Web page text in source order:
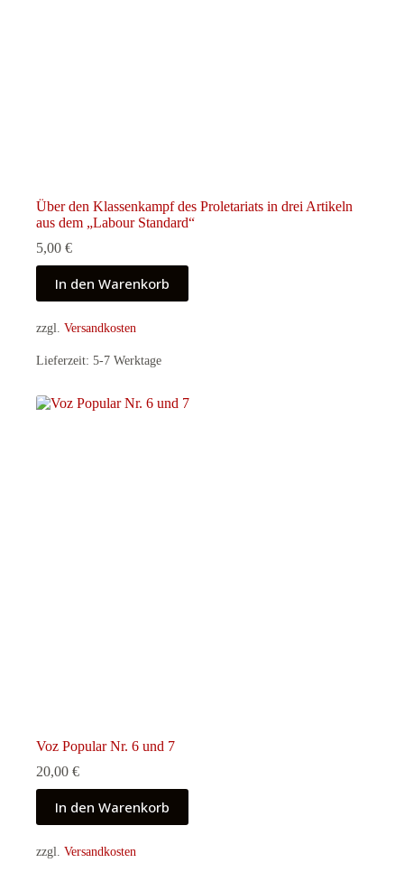
Über den Klassenkampf des Proletariats in drei Artikeln
aus dem „Labour Standard“
5,00 €
In den Warenkorb
zzgl. Versandkosten
Lieferzeit: 5-7 Werktage
Voz Popular Nr. 6 und 7
20,00 €
In den Warenkorb
zzgl. Versandkosten